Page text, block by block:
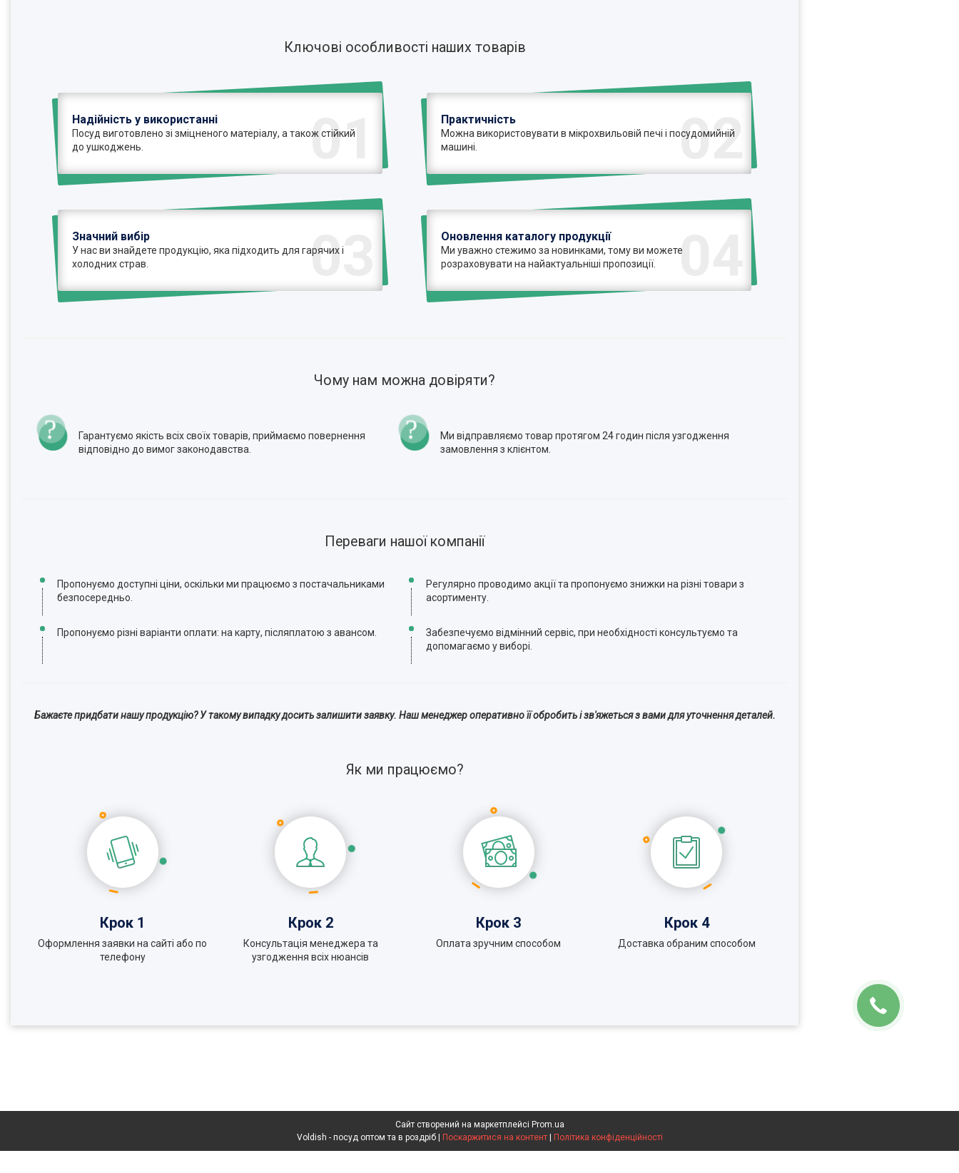
Ключові особливості наших товарів
01
Надійність у використанні
Посуд виготовлено зі зміцненого матеріалу, а також стійкий
до ушкоджень.
02
Практичність
Можна використовувати в мікрохвильовій печі і посудомийній
машині.
03
Значний вибір
У нас ви знайдете продукцію, яка підходить для гарячих і
холодних страв.
04
Оновлення каталогу продукції
Ми уважно стежимо за новинками, тому ви можете
розраховувати на найактуальніші пропозиції.
Чому нам можна довіряти?
Гарантуємо якість всіх своїх товарів, приймаємо повернення
відповідно до вимог законодавства.
Ми відправляємо товар протягом 24 годин після узгодження
замовлення з клієнтом.
Переваги нашої компанії
Пропонуємо доступні ціни, оскільки ми працюємо з постачальниками
безпосередньо.
Регулярно проводимо акції та пропонуємо знижки на різні товари з
асортименту.
Пропонуємо різні варіанти оплати: на карту, післяплатою з авансом.
Забезпечуємо відмінний сервіс, при необхідності консультуємо та
допомагаємо у виборі.
Бажаєте придбати нашу продукцію? У такому випадку досить залишити заявку. Наш менеджер оперативно її обробить і зв'яжеться з вами для уточнення деталей.
Як ми працюємо?
Крок 1
Оформлення заявки на сайті або по
телефону
Крок 2
Консультація менеджера та
узгодження всіх нюансів
Крок 3
Оплата зручним способом
Крок 4
Доставка обраним способом
Сайт створений на маркетплейсі Prom.ua
Поскаржитися на контент Політика конфіденційності